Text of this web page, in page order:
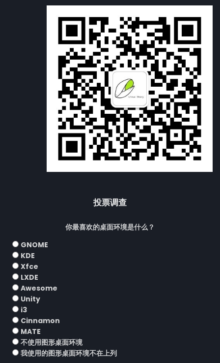
投票调查
你最喜欢的桌面环境是什么？
GNOME
KDE
Xfce
LXDE
Awesome
Unity
i3
Cinnamon
MATE
不使用图形桌面环境
我使用的图形桌面环境不在上列